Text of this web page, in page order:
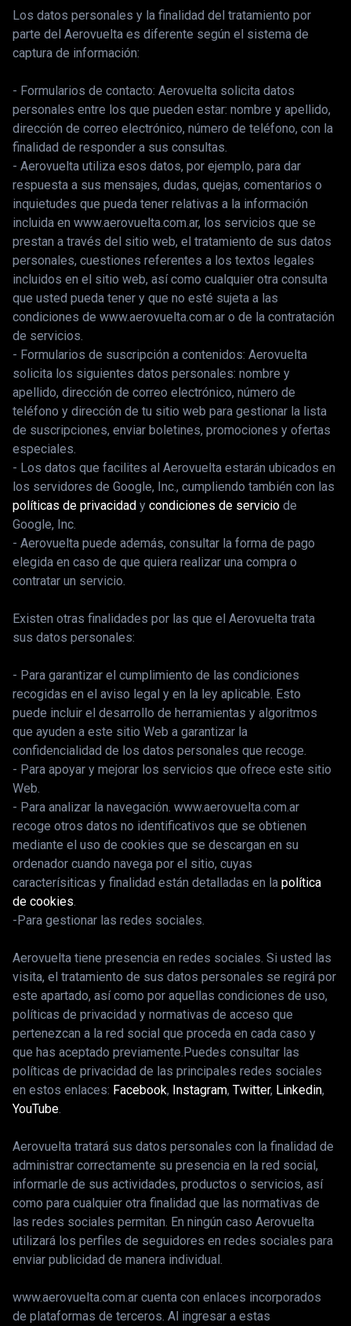
Los datos personales y la finalidad del tratamiento por
parte del Aerovuelta es diferente según el sistema de
captura de información:
- Formularios de contacto: Aerovuelta solicita datos
personales entre los que pueden estar: nombre y apellido,
dirección de correo electrónico, número de teléfono, con la
finalidad de responder a sus consultas.
- Aerovuelta utiliza esos datos, por ejemplo, para dar
respuesta a sus mensajes, dudas, quejas, comentarios o
inquietudes que pueda tener relativas a la información
incluida en www.aerovuelta.com.ar, los servicios que se
prestan a través del sitio web, el tratamiento de sus datos
personales, cuestiones referentes a los textos legales
incluidos en el sitio web, así como cualquier otra consulta
que usted pueda tener y que no esté sujeta a las
condiciones de www.aerovuelta.com.ar o de la contratación
de servicios.
- Formularios de suscripción a contenidos: Aerovuelta
solicita los siguientes datos personales: nombre y
apellido, dirección de correo electrónico, número de
teléfono y dirección de tu sitio web para gestionar la lista
de suscripciones, enviar boletines, promociones y ofertas
especiales.
- Los datos que facilites al Aerovuelta estarán ubicados en
los servidores de Google, Inc., cumpliendo también con las
políticas de privacidad ycondiciones de servicio de
Google, Inc.
- Aerovuelta puede además, consultar la forma de pago
elegida en caso de que quiera realizar una compra o
contratar un servicio.
Existen otras finalidades por las que el Aerovuelta trata
sus datos personales:
- Para garantizar el cumplimiento de las condiciones
recogidas en el aviso legal y en la ley aplicable. Esto
puede incluir el desarrollo de herramientas y algoritmos
que ayuden a este sitio Web a garantizar la
confidencialidad de los datos personales que recoge.
- Para apoyar y mejorar los servicios que ofrece este sitio
Web.
- Para analizar la navegación. www.aerovuelta.com.ar
recoge otros datos no identificativos que se obtienen
mediante el uso de cookies que se descargan en su
ordenador cuando navega por el sitio, cuyas
caracterísiticas y finalidad están detalladas en lapolítica
de cookies.
-Para gestionar las redes sociales.
Aerovuelta tiene presencia en redes sociales. Si usted las
visita, el tratamiento de sus datos personales se regirá por
este apartado, así como por aquellas condiciones de uso,
políticas de privacidad y normativas de acceso que
pertenezcan a la red social que proceda en cada caso y
que has aceptado previamente.Puedes consultar las
políticas de privacidad de las principales redes sociales
en estos enlaces: Facebook, Instagram,Twitter, Linkedin,
YouTube.
Aerovuelta tratará sus datos personales con la finalidad de
administrar correctamente su presencia en la red social,
informarle de sus actividades, productos o servicios, así
como para cualquier otra finalidad que las normativas de
las redes sociales permitan. En ningún caso Aerovuelta
utilizará los perfiles de seguidores en redes sociales para
enviar publicidad de manera individual.
www.aerovuelta.com.ar cuenta con enlaces incorporados
de plataformas de terceros. Al ingresar a estas